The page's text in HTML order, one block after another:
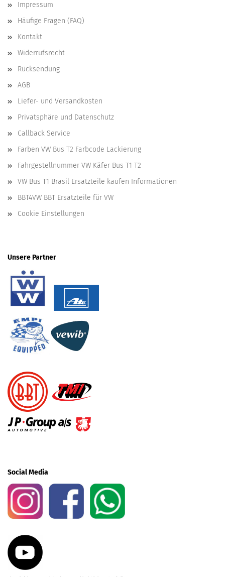
Impressum
Häufige Fragen (FAQ)
Kontakt
Widerrufsrecht
Rücksendung
AGB
Liefer- und Versandkosten
Privatsphäre und Datenschutz
Callback Service
Farben VW Bus T2 Farbcode Lackierung
Fahrgestellnummer VW Käfer Bus T1 T2
VW Bus T1 Brasil Ersatzteile kaufen Informationen
BBT4VW BBT Ersatzteile für VW
Cookie Einstellungen
Unsere Partner
Social Media